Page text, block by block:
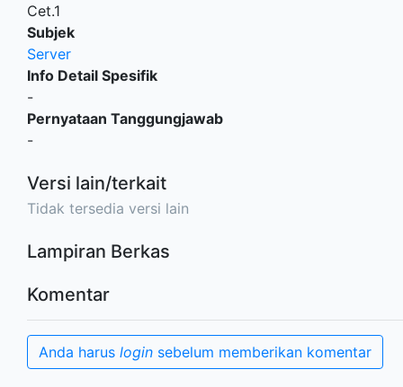
Cet.1
Subjek
Server
Info Detail Spesifik
-
Pernyataan Tanggungjawab
-
Versi lain/terkait
Tidak tersedia versi lain
Lampiran Berkas
Komentar
Anda harus login sebelum memberikan komentar